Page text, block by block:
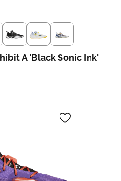
A 'Black Sonic Ink'